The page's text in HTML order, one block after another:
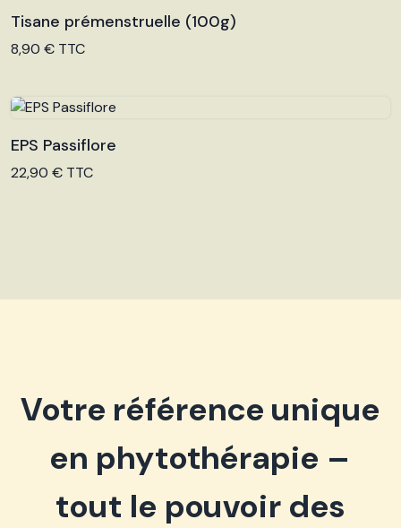
Voir le produit
Tisane prémenstruelle (100g)
8,90 € TTC
Voir le produit
EPS Passiflore
22,90 € TTC
Votre référence unique
en phytothérapie –
tout le pouvoir des